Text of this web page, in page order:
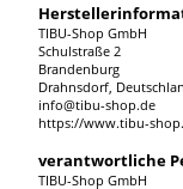
TIBU-Shop GmbH
Schulstraße 2
Brandenburg
Drahnsdorf,
info@tibu-shop.de
https://www.tibu-
verantwortliche
TIBU-Shop GmbH